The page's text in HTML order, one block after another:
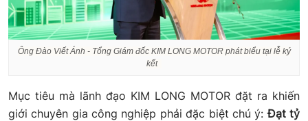
Ông Đào Viết Ánh - Tổng Giám đốc KIM LONG MOTOR phát biểu tại lễ ký
kết
Mục tiêu mà lãnh đạo KIM LONG MOTOR đặt ra khiến
giới chuyên gia công nghiệp phải đặc biệt chú ý:Đạt tỷ